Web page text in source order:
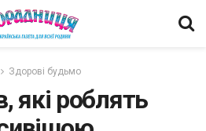
Здорові будьмо
які роблять